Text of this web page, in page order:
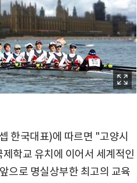
한국대표)에 따르면 "고양시
학교 유치에 이어서 세계적인
으로 명실상부한 최고의 교육